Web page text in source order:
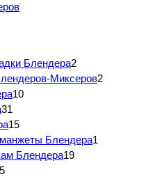
Блендера2
Миксеров2
10
31
15
Блендера1
Блендера19